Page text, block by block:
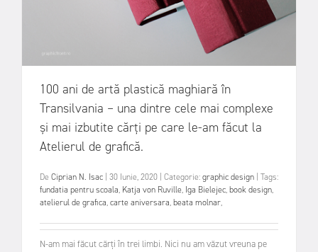
100 ani de artă plastică maghiară în
Transilvania – una dintre cele mai complexe
și mai izbutite cărți pe care le-am făcut la
Atelierul de grafică.
De Ciprian N. Isac 30 Iunie, 2020 Categorie:graphic design Tags:
fundatia pentru scoala, Katja von Ruville, Iga Bielejec,book design,
atelierul de grafica,carte aniversara,beata molnar,
N-am mai făcut cărți în trei limbi. Nici nu am văzut vreuna pe